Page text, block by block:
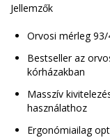
Jellemzők
Orvosi mérleg 93/
Bestseller az
kórházakban
Masszív
használathoz
Ergonómiailag